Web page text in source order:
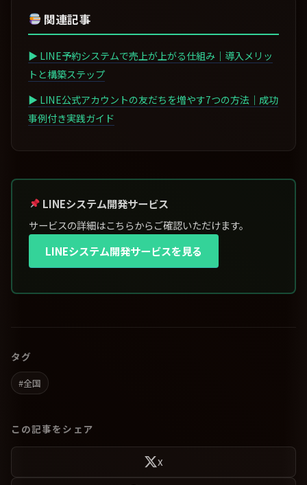
関連記事
▶ LINE予約システムで売上が上がる仕組み｜導入メリッ
トと構築ステップ
▶ LINE公式アカウントの友だちを増やす7つの方法｜成功
事例付き実践ガイド
LINEシステム開発サービス
サービスの詳細はこちらからご確認いただけます。
LINEシステム開発サービスを見る
タグ
#全国
この記事をシェア
X